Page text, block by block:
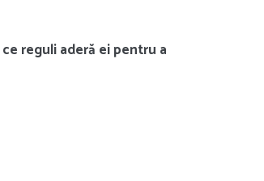
reguli aderă ei pentru a